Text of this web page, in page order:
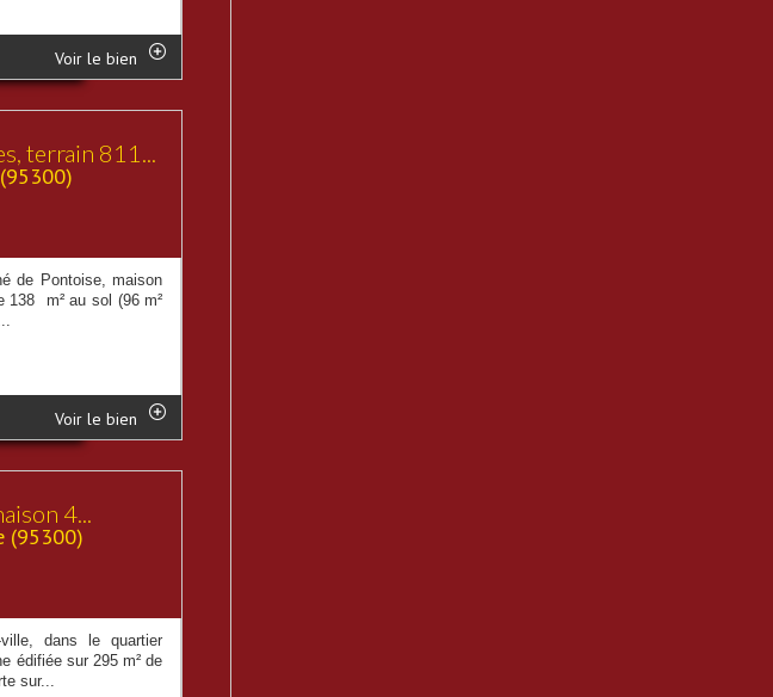
Voir le bien
terrain 811...
de Pontoise, maison
138 m² au sol (96 m²
Voir le bien
4...
(95300)
dans le quartier
édifiée sur 295 m² de
sur...